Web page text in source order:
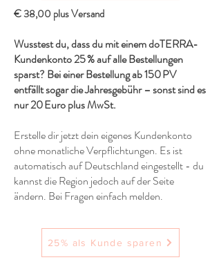
€ 38,00 plus Versand
Wusstest du, dass du mit einem doTERRA-
Kundenkonto 25 % auf alle Bestellungen
sparst? Bei einer Bestellung ab 150 PV
entfällt sogar die Jahresgebühr – sonst sind es
nur 20 Euro plus MwSt.
Erstelle dir jetzt dein eigenes Kundenkonto
ohne monatliche Verpflichtungen. Es ist
automatisch auf Deutschland eingestellt - du
kannst die Region jedoch auf der Seite
ändern. Bei Fragen einfach melden.
25% als Kunde sparen